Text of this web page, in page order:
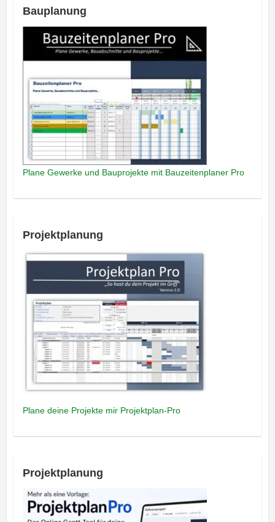
Bauplanung
Plane Gewerke und Bauprojekte mit Bauzeitenplaner Pro
Projektplanung
Plane deine Projekte mir Projektplan-Pro
Projektplanung